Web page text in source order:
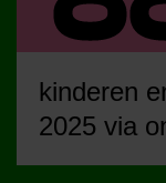
kinderen
2025 via